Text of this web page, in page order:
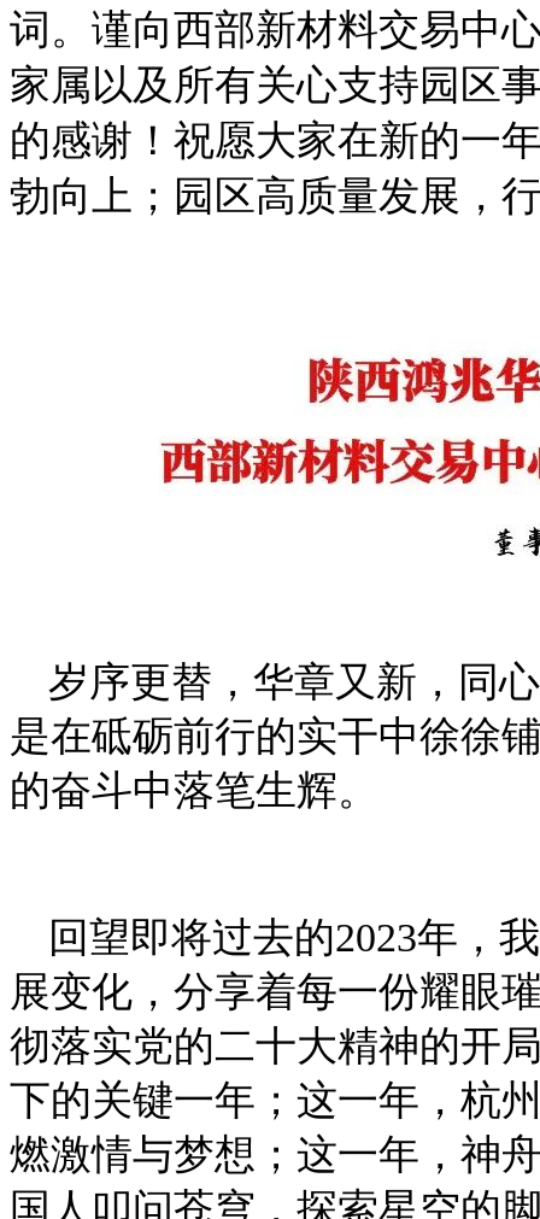
词。谨向西部新材料交易中
家属以及所有关心支持园区
的感谢！祝愿大家在新的一
勃向上；园区高质量发展，
岁序更替，华章又新，同
是在砥砺前行的实干中徐徐
的奋斗中落笔生辉。
回望即将过去的2023年，
展变化，分享着每一份耀眼
彻落实党的二十大精神的开
下的关键一年；这一年，杭
燃激情与梦想；这一年，神
国人叩问苍穹，探索星空的